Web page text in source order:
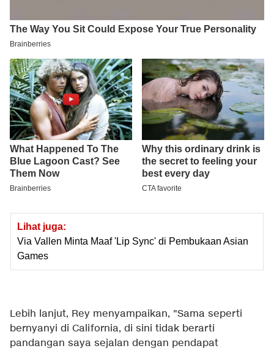
Lihat juga:
Via Vallen Minta Maaf 'Lip Sync' di Pembukaan Asian
Games
Lebih lanjut, Rey menyampaikan, "Sama seperti
bernyanyi di California, di sini tidak berarti
pandangan saya sejalan dengan pendapat